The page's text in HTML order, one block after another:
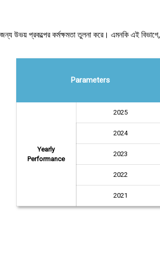
জন্য উভয় প্রকল্পের কর্মক্ষমতা তুলনা করে। এমনকি এই
Parameters
Yearly
Performance
2025
2024
2023
2022
2021